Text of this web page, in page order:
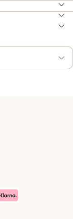
Method
Method
Payment Method